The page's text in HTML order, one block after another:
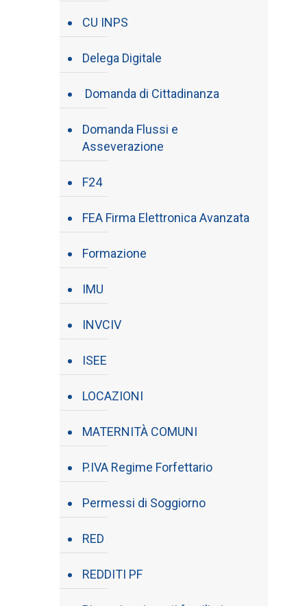
CU INPS
Delega Digitale
Domanda di Cittadinanza
Domanda Flussi e
Asseverazione
F24
FEA Firma Elettronica Avanzata
Formazione
IMU
INVCIV
ISEE
LOCAZIONI
MATERNITÀ COMUNI
P.IVA Regime Forfettario
Permessi di Soggiorno
RED
REDDITI PF